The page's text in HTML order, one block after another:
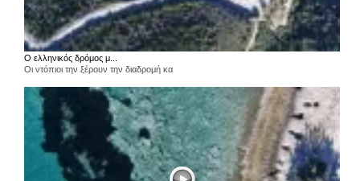
Ο ελληνικός δρόμος μ...
Οι ντόπιοι την ξέρουν την διαδρομή κα